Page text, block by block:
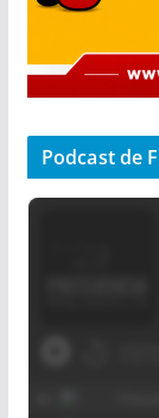
Podcast de